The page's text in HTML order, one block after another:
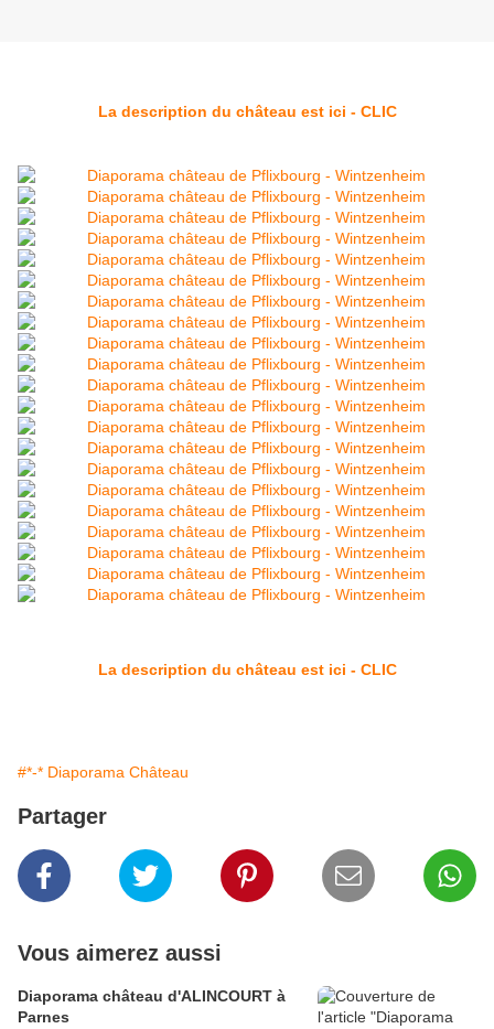
La description du château est ici - CLIC
La description du château est ici - CLIC
#*-* Diaporama Château
Partager
Vous aimerez aussi
Diaporama château d'ALINCOURT à
Parnes